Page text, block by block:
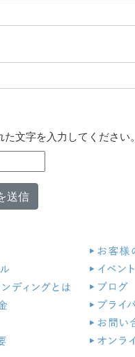
文字を入力してください。